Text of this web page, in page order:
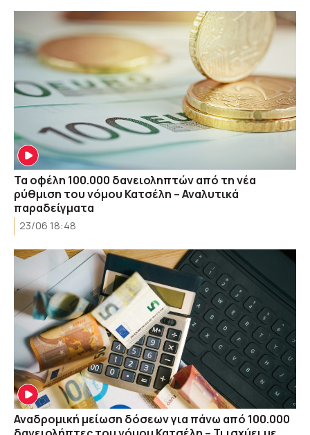
Τα οφέλη 100.000 δανειοληπτών από τη νέα
ρύθμιση του νόμου Κατσέλη – Αναλυτικά
παραδείγματα
23/06 18:48
Αναδρομική μείωση δόσεων για πάνω από 100.000